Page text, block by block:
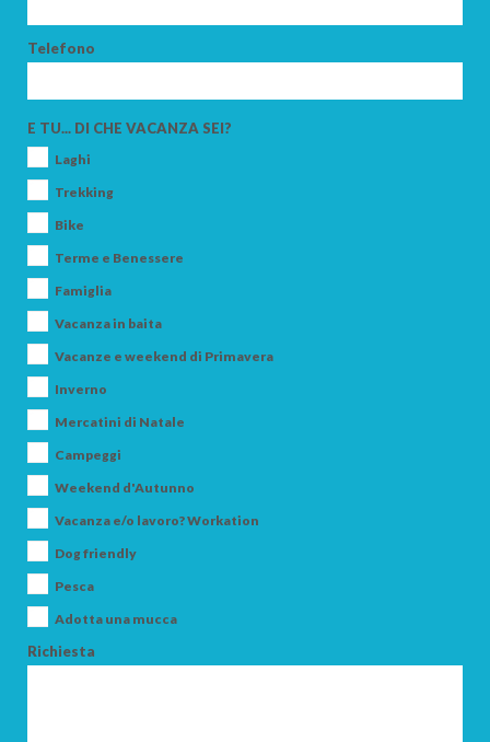
Telefono
E TU... DI CHE VACANZA SEI?
Laghi
Trekking
Bike
Terme e Benessere
Famiglia
Vacanza in baita
Vacanze e weekend di Primavera
Inverno
Mercatini di Natale
Campeggi
Weekend d'Autunno
Vacanza e/o lavoro? Workation
Dog friendly
Pesca
Adotta una mucca
Richiesta